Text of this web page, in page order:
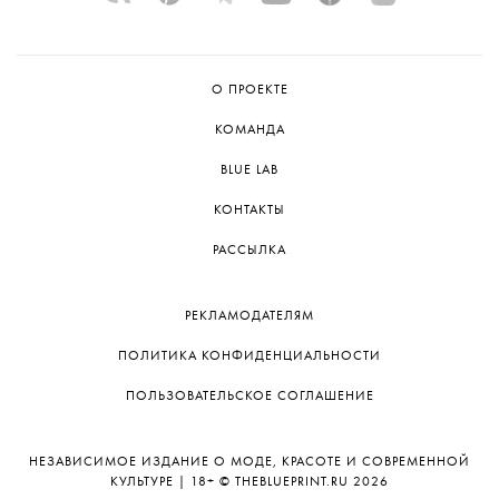
О ПРОЕКТЕ
КОМАНДА
BLUE LAB
КОНТАКТЫ
РАССЫЛКА
РЕКЛАМОДАТЕЛЯМ
ПОЛИТИКА КОНФИДЕНЦИАЛЬНОСТИ
ПОЛЬЗОВАТЕЛЬСКОЕ СОГЛАШЕНИЕ
НЕЗАВИСИМОЕ ИЗДАНИЕ О МОДЕ, КРАСОТЕ И СОВРЕМЕННОЙ
КУЛЬТУРЕ | 18+ © THEBLUEPRINT.RU 2026